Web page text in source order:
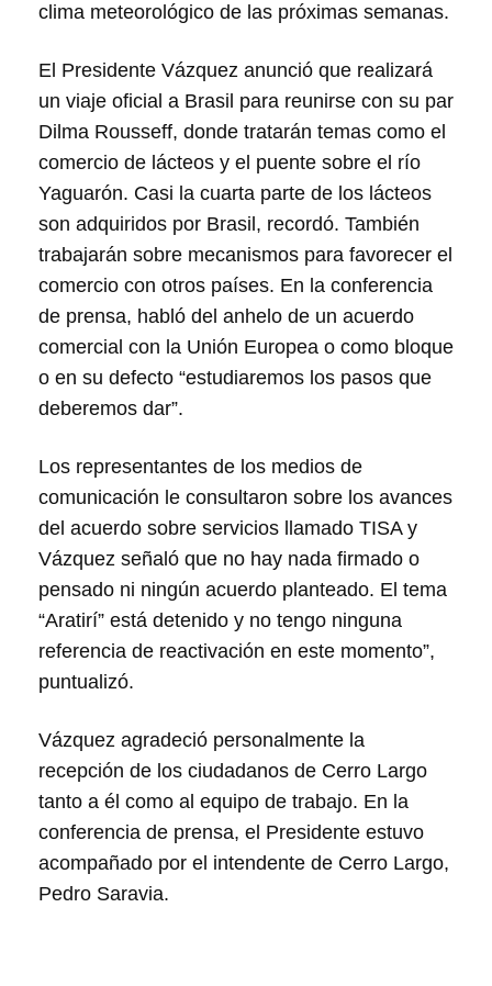
clima meteorológico de las próximas semanas.
El Presidente Vázquez anunció que realizará
un viaje oficial a Brasil para reunirse con su par
Dilma Rousseff, donde tratarán temas como el
comercio de lácteos y el puente sobre el río
Yaguarón. Casi la cuarta parte de los lácteos
son adquiridos por Brasil, recordó. También
trabajarán sobre mecanismos para favorecer el
comercio con otros países. En la conferencia
de prensa, habló del anhelo de un acuerdo
comercial con la Unión Europea o como bloque
o en su defecto “estudiaremos los pasos que
deberemos dar”.
Los representantes de los medios de
comunicación le consultaron sobre los avances
del acuerdo sobre servicios llamado TISA y
Vázquez señaló que no hay nada firmado o
pensado ni ningún acuerdo planteado. El tema
“Aratirí” está detenido y no tengo ninguna
referencia de reactivación en este momento”,
puntualizó.
Vázquez agradeció personalmente la
recepción de los ciudadanos de Cerro Largo
tanto a él como al equipo de trabajo. En la
conferencia de prensa, el Presidente estuvo
acompañado por el intendente de Cerro Largo,
Pedro Saravia.